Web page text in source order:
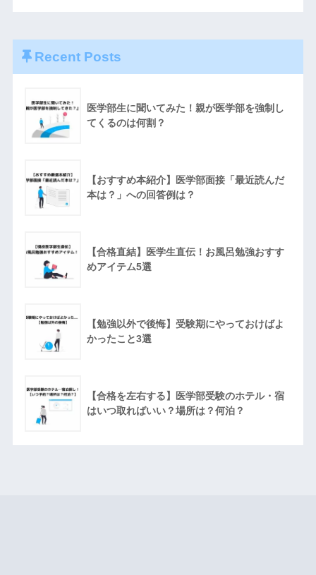
Recent Posts
医学部生に聞いてみた！親が医学部を強制し
てくるのは何割？
【おすすめ本紹介】医学部面接「最近読んだ
本は？」への回答例は？
【合格直結】医学生直伝！お風呂勉強おすす
めアイテム5選
【勉強以外で後悔】受験期にやっておけばよ
かったこと3選
【合格を左右する】医学部受験のホテル・宿
はいつ取ればいい？場所は？何泊？